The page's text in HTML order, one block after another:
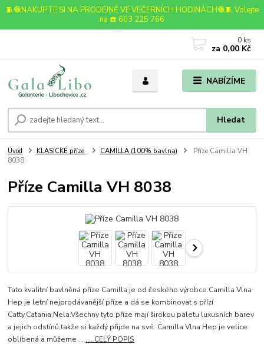
🧵🧶NAKUPTE SI NA PRODEJNĚ VE VEČERNÍCH HODINÁCH🧶🧵 Volejte
na ☎️ 603 225 766
NABÍZÍME
Hledat
0 ks
za 0,00 Kč
Úvod KLASICKÉ příze CAMILLA (100% bavlna)
Příze Camilla VH
8038
Příze Camilla VH 8038
Tato kvalitní bavlněná příze Camilla je od českého výrobce.Camilla Vlna
Hep je letní nejprodávanější příze a dá se kombinovat s přízí
Catty,Catania,Nela.Všechny tyto příze mají širokou paletu luxusních barev
a jejich odstínů,takže si každý přijde na své. Camilla Vlna Hep je velice
oblíbená a můžeme ... .... CELÝ POPIS